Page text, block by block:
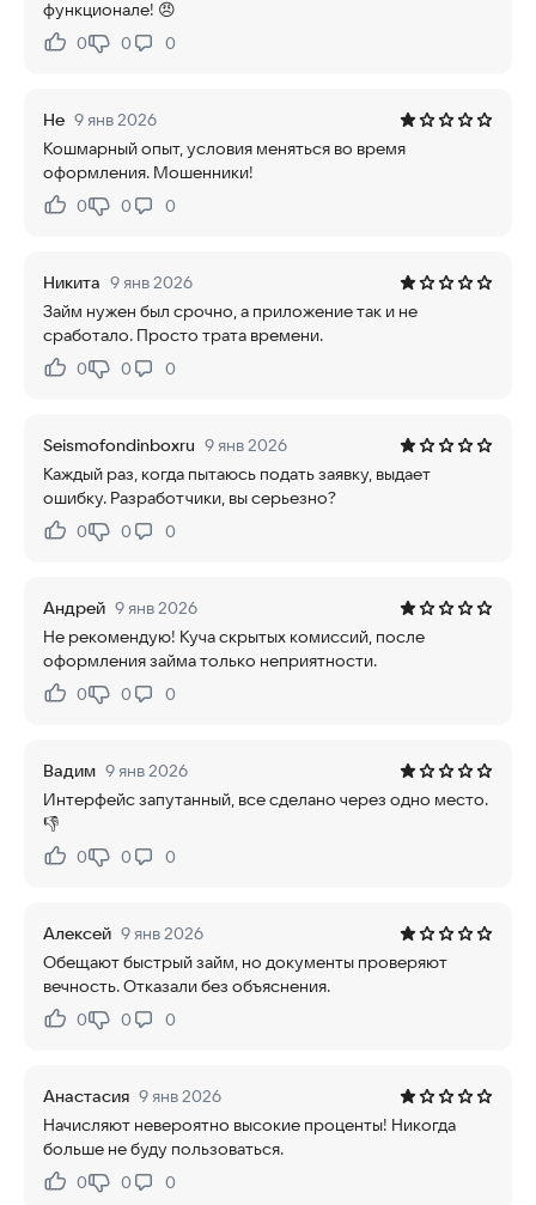
функционале! 😠
Нравится:
0Не нравится:
0 0
Не 9 янв 2026
Кошмарный опыт, условия меняться во время
оформления. Мошенники!
Нравится:
0Не нравится:
0 0
Никита 9 янв 2026
Займ нужен был срочно, а приложение так и не
сработало. Просто трата времени.
Нравится:
0Не нравится:
0 0
Seismofondinboxru 9 янв 2026
Каждый раз, когда пытаюсь подать заявку, выдает
ошибку. Разработчики, вы серьезно?
Нравится:
0Не нравится:
0 0
Андрей 9 янв 2026
Не рекомендую! Куча скрытых комиссий, после
оформления займа только неприятности.
Нравится:
0Не нравится:
0 0
Вадим 9 янв 2026
Интерфейс запутанный, все сделано через одно место.
👎
Нравится:
0Не нравится:
0 0
Алексей 9 янв 2026
Обещают быстрый займ, но документы проверяют
вечность. Отказали без объяснения.
Нравится:
0Не нравится:
0 0
Анастасия 9 янв 2026
Начисляют невероятно высокие проценты! Никогда
больше не буду пользоваться.
Нравится:
0Не нравится:
0 0